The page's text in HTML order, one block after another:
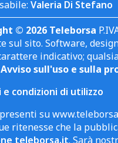
Valeria Di Stefano
© 2026 Teleborsa
sul sito. Software,
indicativo;
Avviso sull'uso e sulla
e condizioni di utilizzo
su
ritenesse che la
teleborsa.it. Sarà